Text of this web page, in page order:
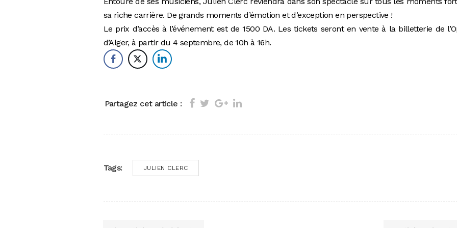
sa riche carrière. De grands moments d’émotion et d’exception en perspective !
Le prix d’accès à l’événement est de 1500 DA. Les tickets seront en vente à la billetterie de
d’Alger, à partir du 4 septembre, de 10h à 16h.
Partagez cet article :
Tags: JULIEN CLERC